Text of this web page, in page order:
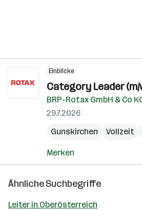
Einblicke
Category Leader (m/
BRP-Rotax GmbH & Co
29.7.2026
Gunskirchen
Vollzeit
Merken
Ähnliche Suchbegriffe
Leiter in Oberösterreich